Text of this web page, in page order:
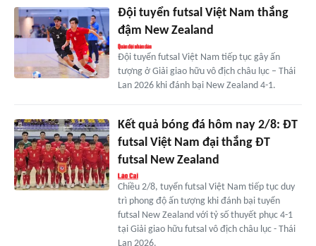
Đội tuyển futsal Việt Nam thắng
đậm New Zealand
Đội tuyển futsal Việt Nam tiếp tục gây ấn
tượng ở Giải giao hữu vô địch châu lục – Thái
Lan 2026 khi đánh bại New Zealand 4-1.
Kết quả bóng đá hôm nay 2/8: ĐT
futsal Việt Nam đại thắng ĐT
futsal New Zealand
Chiều 2/8, tuyển futsal Việt Nam tiếp tục duy
trì phong độ ấn tượng khi đánh bại tuyển
futsal New Zealand với tỷ số thuyết phục 4-1
tại Giải giao hữu futsal vô địch châu lục - Thái
Lan 2026.